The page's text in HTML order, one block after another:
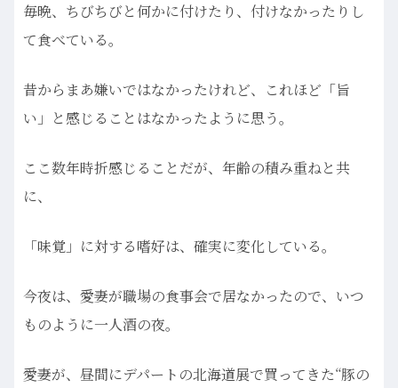
毎晩、ちびちびと何かに付けたり、付けなかったりし
て食べている。
昔からまあ嫌いではなかったけれど、これほど「旨
い」と感じることはなかったように思う。
ここ数年時折感じることだが、年齢の積み重ねと共
に、
「味覚」に対する嗜好は、確実に変化している。
今夜は、愛妻が職場の食事会で居なかったので、いつ
ものように一人酒の夜。
愛妻が、昼間にデパートの北海道展で買ってきた“豚の